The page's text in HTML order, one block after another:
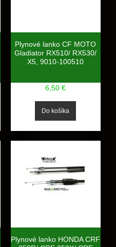
Plynové lanko CF MOTO
Gladiator RX510/ RX530/
X5, 9010-100510
6,50 €
Plynové lanko HONDA CRF